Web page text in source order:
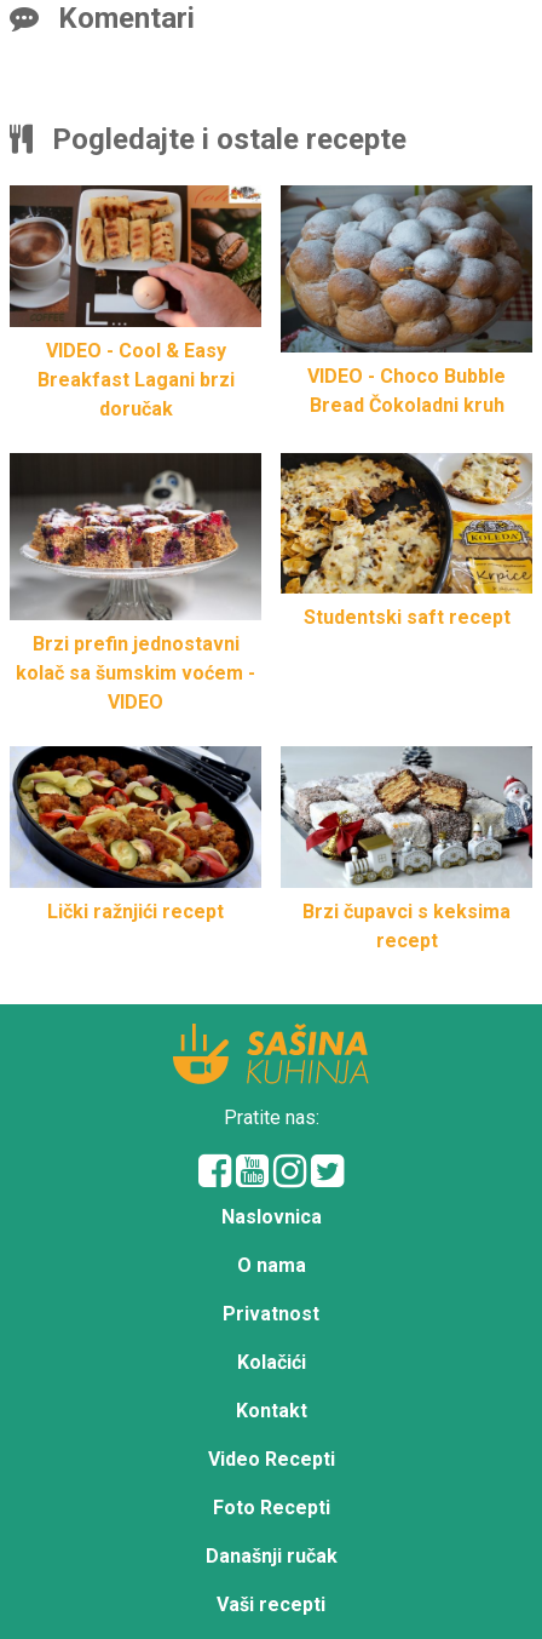
Komentari
Pogledajte i ostale recepte
VIDEO - Cool & Easy
Breakfast Lagani brzi
doručak
VIDEO - Choco Bubble
Bread Čokoladni kruh
Brzi prefin jednostavni
kolač sa šumskim voćem -
VIDEO
Studentski saft recept
Lički ražnjići recept
Brzi čupavci s keksima
recept
Pratite nas:
Naslovnica
O nama
Privatnost
Kolačići
Kontakt
Video Recepti
Foto Recepti
Današnji ručak
Vaši recepti